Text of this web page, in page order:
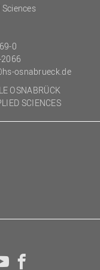
GmbH
0
osnabrueck.de
OSNABRÜCK
SCIENCES
YouTube